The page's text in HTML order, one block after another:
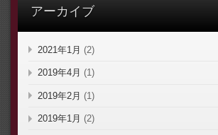
アーカイブ
2021年1月 (2)
2019年4月 (1)
2019年2月 (1)
2019年1月 (2)